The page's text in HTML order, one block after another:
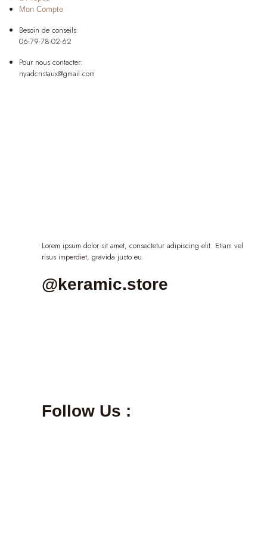
Mon Compte
Besoin de conseils:
06-79-78-02-62
Pour nous contacter:
nyadcristaux@gmail.com
Lorem ipsum dolor sit amet, consectetur adipiscing elit. Etiam vel
risus imperdiet, gravida justo eu.
@keramic.store
Follow Us :